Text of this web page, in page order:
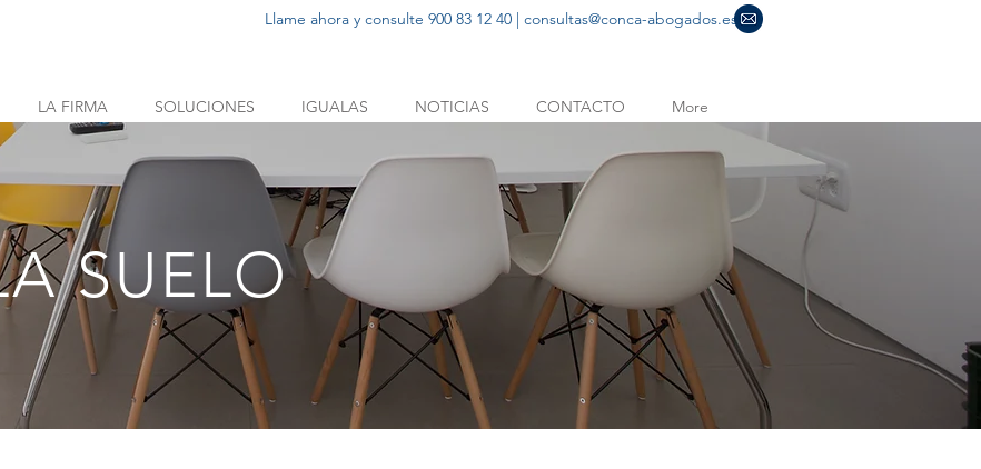
Llame ahora y consulte 900 83 12 40 | consultas@conca-abogados.es
LA FIRMA SOLUCIONES IGUALAS NOTICIAS CONTACTO More
SUELO